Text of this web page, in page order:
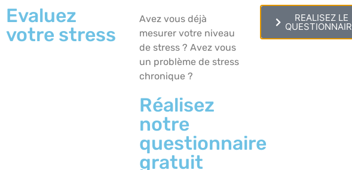
Nous contacter
Maladies et conseils santé La biologie
Les neuromédiateurs
Ils sont nombreux et de différente importance
Notre humeur, nos comportements, nos pensées, nos émotions
ces molécules des Neuromédiateurs ou Neurotransmetteurs.
les médiateurs de la réaction : Dopamine, Noradrénaline et acide
Evaluez
votre stress
Avez vous déjà
mesurer votre niveau
de stress ? Avez vous
un problème de stress
chronique ?
Réalisez
notre
questionnaire
gratuit
REALISEZ LE